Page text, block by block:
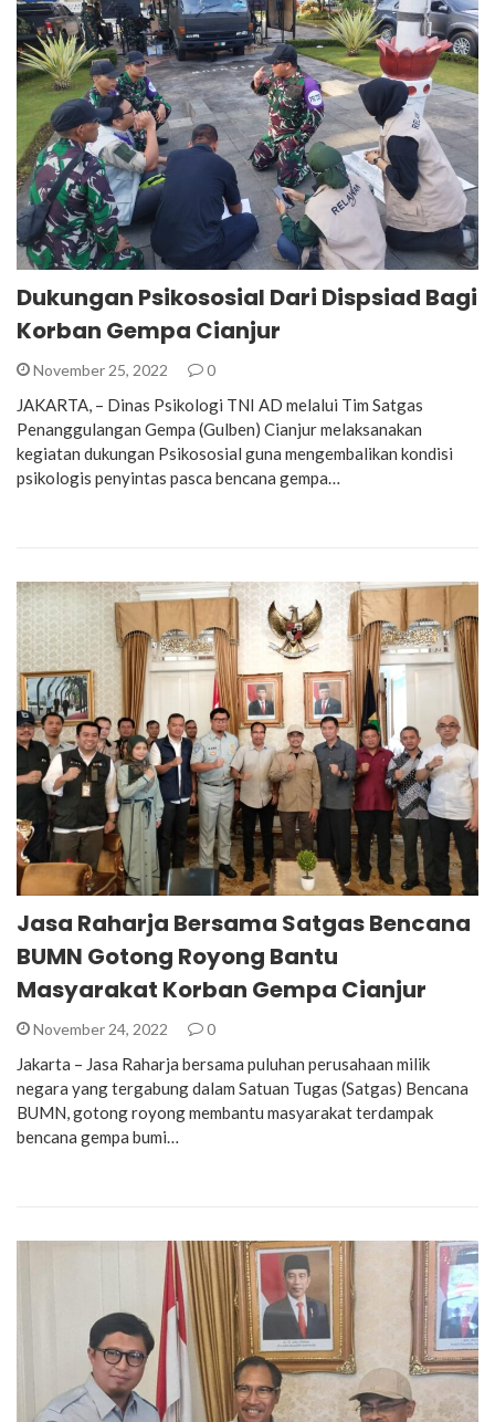
Dukungan Psikososial Dari Dispsiad Bagi
Korban Gempa Cianjur
November 25, 2022 0
JAKARTA, – Dinas Psikologi TNI AD melalui Tim Satgas
Penanggulangan Gempa (Gulben) Cianjur melaksanakan
kegiatan dukungan Psikososial guna mengembalikan kondisi
psikologis penyintas pasca bencana gempa…
Jasa Raharja Bersama Satgas Bencana
BUMN Gotong Royong Bantu
Masyarakat Korban Gempa Cianjur
November 24, 2022 0
Jakarta – Jasa Raharja bersama puluhan perusahaan milik
negara yang tergabung dalam Satuan Tugas (Satgas) Bencana
BUMN, gotong royong membantu masyarakat terdampak
bencana gempa bumi…